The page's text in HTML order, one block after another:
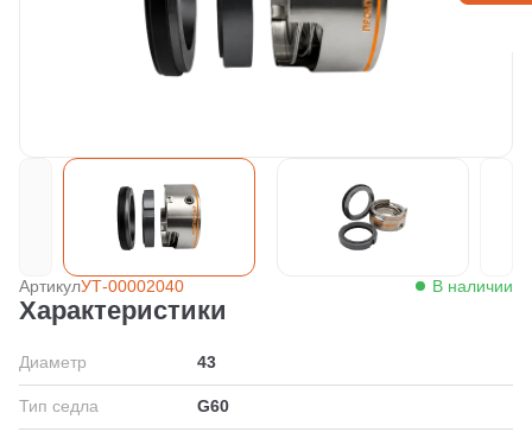
АртикулУТ-00002040 В наличии
Характеристики
Диаметр 43
Тип седла G60